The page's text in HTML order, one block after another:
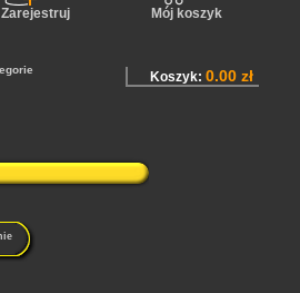
Zarejestruj Mój koszyk
Koszyk:0.00 zł